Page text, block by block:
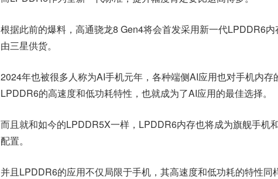
根据此前的爆料，高通骁龙8 Gen4将会首发采用新一代LPDDR6内
由三星供货。
2024年也被很多人称为AI手机元年，各种端侧AI应用也对手机内
LPDDR6的高速度和低功耗特性，也就成为了AI应用的最佳选择。
而且就和如今的LPDDR5X一样，LPDDR6内存也将成为旗舰手机
配置。
并且LPDDR6的应用不仅局限于手机，其高速度和低功耗的特性同